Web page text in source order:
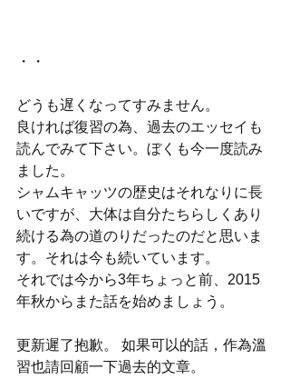
・・
どうも遅くなってすみません。
良ければ復習の為、過去のエッセイも
読んでみて下さい。ぼくも今一度読み
ました。
シャムキャッツの歴史はそれなりに長
いですが、大体は自分たちらしくあり
続ける為の道のりだったのだと思いま
す。それは今も続いています。
それでは今から3年ちょっと前、2015
年秋からまた話を始めましょう。
更新遲了抱歉。 如果可以的話，作為溫
習也請回顧一下過去的文章。